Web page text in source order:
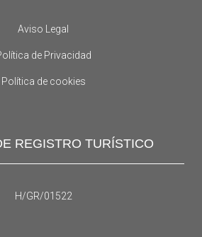
Aviso Legal
de Privacidad
Política de cookies
REGISTRO TURÍSTICO
H/GR/01522